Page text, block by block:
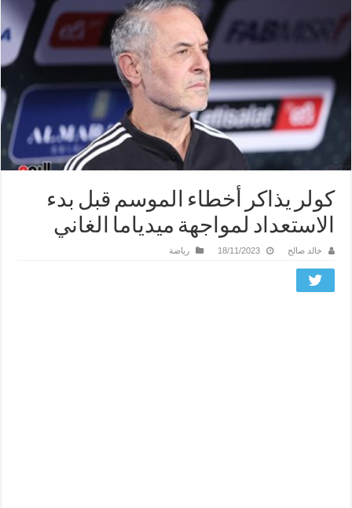
كولر يذاكر أخطاء الموسم قبل بدء
الاستعداد لمواجهة ميدياما الغاني
خالد صالح 18/11/2023 رياضة